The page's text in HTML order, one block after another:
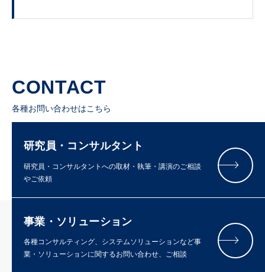
CONTACT
各種お問い合わせはこちら
研究員・コンサルタント
研究員・コンサルタントへの取材・執筆・講演のご相談
やご依頼
事業・ソリューション
各種コンサルティング、システムソリューションなど事
業・ソリューションに関するお問い合わせ、ご相談